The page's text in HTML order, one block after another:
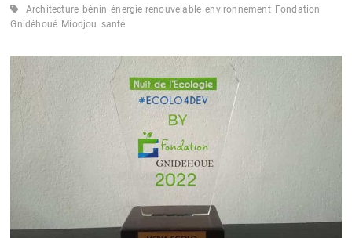
Architecture bénin énergie renouvelable environnement Fondation
Gnidéhoué Miodjou santé